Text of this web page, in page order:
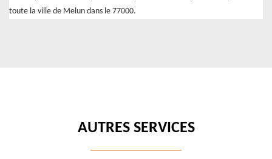
toute la ville de Melun dans le 77000.
AUTRES SERVICES